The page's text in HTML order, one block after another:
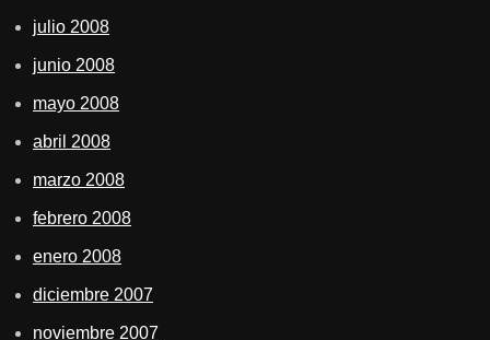
julio 2008
junio 2008
mayo 2008
abril 2008
marzo 2008
febrero 2008
enero 2008
diciembre 2007
noviembre 2007